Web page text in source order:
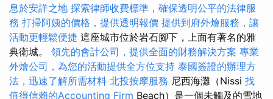
息於安詳之地 探索律師收費標準，確保透明公平的法律服
務 打掃阿姨的價格，提供透明報價 提供到府外燴服務，讓
活動更輕鬆便捷 這座城市位於岩石腳下，上面有著名的雅
典衛城。 領先的會計公司，提供全面的財務解決方案 專業
外燴公司，為您的活動提供全方位支持 泰國簽證的辦理方
法，迅速了解所需材料 北投按摩服務 尼西海灘（Nissi 找
值得信賴的Accounting Firm Beach）是一個未觸及的雪地